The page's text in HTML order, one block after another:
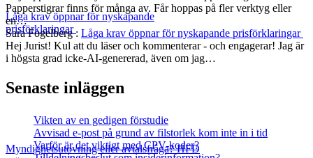
Låga krav öppnar för nyskapande
prisförklaringar
Myndighetsutövning eller avtalsfråga? HFD
Papperstigrar finns för många av. Får hoppas på fler verktyg eller
en…
Sara Fogelberg: Låga krav öppnar för nyskapande prisförklaringar
Hej Jurist! Kul att du läser och kommenterar - och engagerar! Jag är
i högsta grad icke-AI-genererad, även om jag…
Senaste inläggen
Vikten av en gedigen förstudie
Avvisad e-post på grund av filstorlek kom inte in i tid
Varför är det viktigt med CPV-koder?